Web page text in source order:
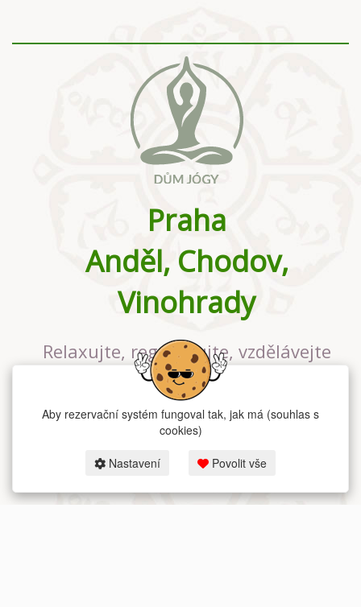
Praha
Anděl, Chodov,
Vinohrady
Relaxujte, regenerujte, vzdělávejte
se v největším jógovém studiu v
Praze
Aby rezervační systém fungoval tak, jak má (souhlas s
cookies)
Nastavení Povolit vše